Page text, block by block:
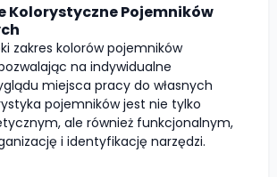
Kolorystyczne Pojemników
zakres kolorów pojemników
na indywidualne
miejsca pracy do własnych
pojemników jest nie tylko
ale również funkcjonalnym,
i identyfikację narzędzi.